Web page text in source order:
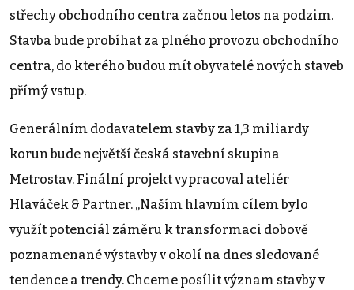
střechy obchodního centra začnou letos na podzim.
Stavba bude probíhat za plného provozu obchodního
centra, do kterého budou mít obyvatelé nových staveb
přímý vstup.
Generálním dodavatelem stavby za 1,3 miliardy
korun bude největší česká stavební skupina
Metrostav. Finální projekt vypracoval ateliér
Hlaváček & Partner. „Naším hlavním cílem bylo
využít potenciál záměru k transformaci dobově
poznamenané výstavby v okolí na dnes sledované
tendence a trendy. Chceme posílit význam stavby v